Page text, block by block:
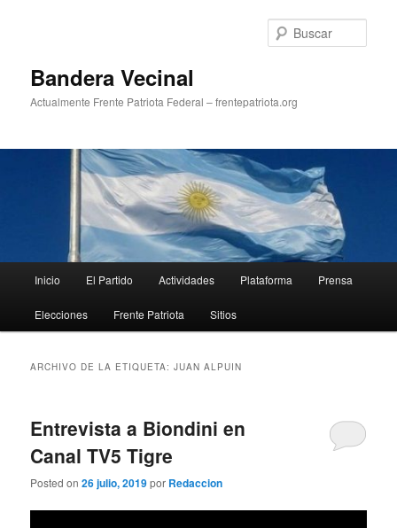
Bandera Vecinal
Actualmente Frente Patriota Federal – frentepatriota.org
principal
Inicio El Partido Actividades Plataforma Prensa
Elecciones Frente Patriota Sitios
ARCHIVO DE LA ETIQUETA:JUAN ALPUIN
Entrevista a Biondini en
Canal TV5 Tigre
Posted on26 julio, 2019por Redaccion